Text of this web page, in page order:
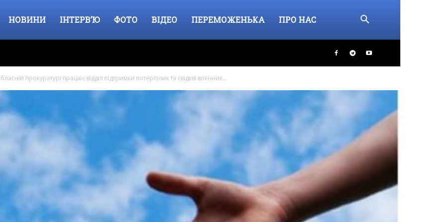
НОВИНИ ІНТЕРВ’Ю ФОТО ВІДЕО ПЕРЕМОЖЕНЬКА ПРО НАС
прокуратурі працює відділ підтримки потерпілих та свідків воєнних...